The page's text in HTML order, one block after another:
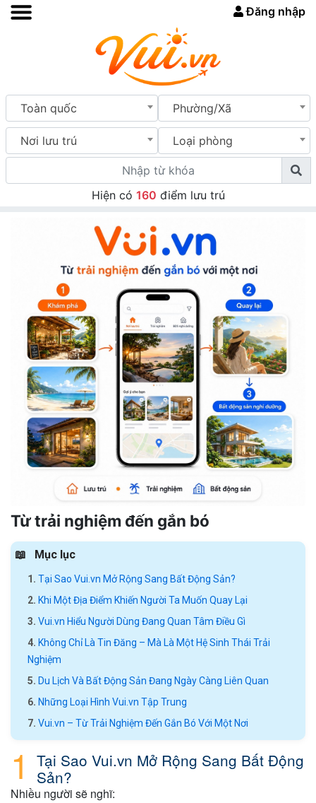
Đăng nhập
Toàn quốc Phường/Xã
Nơi lưu trú Loại phòng
Hiện có 160 điểm lưu trú
Từ trải nghiệm đến gắn bó
Mục lục
Tại Sao Vui.vn Mở Rộng Sang Bất Động Sản?
Khi Một Địa Điểm Khiến Người Ta Muốn Quay Lại
Vui.vn Hiểu Người Dùng Đang Quan Tâm Điều Gì
Không Chỉ Là Tin Đăng – Mà Là Một Hệ Sinh Thái Trải
Nghiệm
Du Lịch Và Bất Động Sản Đang Ngày Càng Liên Quan
Những Loại Hình Vui.vn Tập Trung
Vui.vn – Từ Trải Nghiệm Đến Gắn Bó Với Một Nơi
Tại Sao Vui.vn Mở Rộng Sang Bất Động
Sản?
Nhiều người sẽ nghĩ: